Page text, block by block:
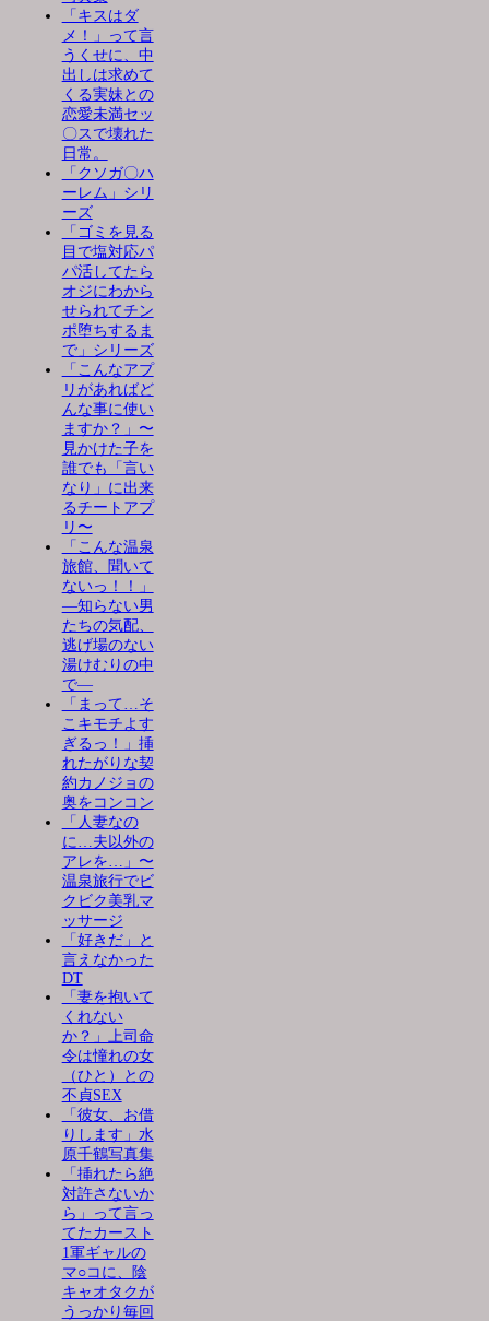
「キスはダ
メ！」って言
うくせに、中
出しは求めて
くる実妹との
恋愛未満セッ
〇スで壊れた
日常。
「クソガ〇ハ
ーレム」シリ
ーズ
「ゴミを見る
目で塩対応パ
パ活してたら
オジにわから
せられてチン
ポ堕ちするま
で」シリーズ
「こんなアプ
リがあればど
んな事に使い
ますか？」〜
見かけた子を
誰でも「言い
なり」に出来
るチートアプ
リ〜
「こんな温泉
旅館、聞いて
ないっ！！」
―知らない男
たちの気配、
逃げ場のない
湯けむりの中
で―
「まって…そ
こキモチよす
ぎるっ！」挿
れたがりな契
約カノジョの
奥をコンコン
「人妻なの
に…夫以外の
アレを…」〜
温泉旅行でビ
クビク美乳マ
ッサージ
「好きだ」と
言えなかった
DT
「妻を抱いて
くれない
か？」上司命
令は憧れの女
（ひと）との
不貞SEX
「彼女、お借
りします」水
原千鶴写真集
「挿れたら絶
対許さないか
ら」って言っ
てたカースト
1軍ギャルの
マ○コに、陰
キャオタクが
うっかり毎回